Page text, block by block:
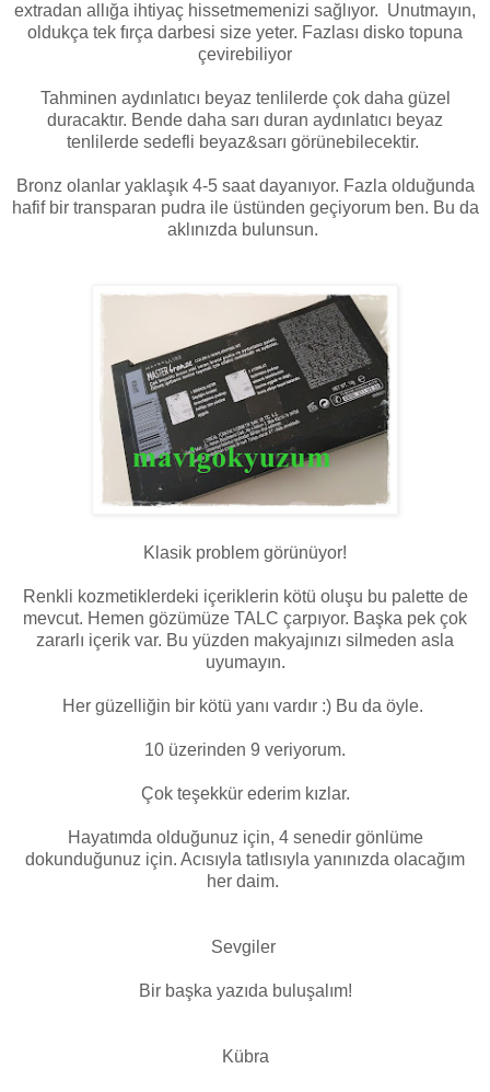
extradan allığa ihtiyaç hissetmemenizi sağlıyor. Unutmayın,
oldukça tek fırça darbesi size yeter. Fazlası disko topuna
çevirebiliyor
Tahminen aydınlatıcı beyaz tenlilerde çok daha güzel
duracaktır. Bende daha sarı duran aydınlatıcı beyaz
tenlilerde sedefli beyaz&sarı görünebilecektir.
Bronz olanlar yaklaşık 4-5 saat dayanıyor. Fazla olduğunda
hafif bir transparan pudra ile üstünden geçiyorum ben. Bu da
aklınızda bulunsun.
Klasik problem görünüyor!
Renkli kozmetiklerdeki içeriklerin kötü oluşu bu palette de
mevcut. Hemen gözümüze TALC çarpıyor. Başka pek çok
zararlı içerik var. Bu yüzden makyajınızı silmeden asla
uyumayın.
Her güzelliğin bir kötü yanı vardır :) Bu da öyle.
10 üzerinden 9 veriyorum.
Çok teşekkür ederim kızlar.
Hayatımda olduğunuz için, 4 senedir gönlüme
dokunduğunuz için. Acısıyla tatlısıyla yanınızda olacağım
her daim.
Sevgiler
Bir başka yazıda buluşalım!
Kübra